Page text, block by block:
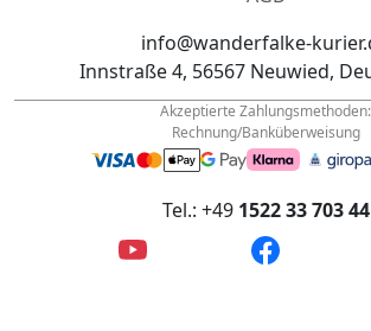
Rechnung/Banküberweisung
Tel.: +491522 33 703 44